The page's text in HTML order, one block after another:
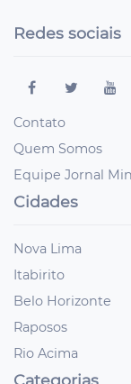
Redes sociais
Contato
Quem Somos
Equipe Jornal
Cidades
Nova Lima
Itabirito
Belo Horizonte
Raposos
Rio Acima
Categorias